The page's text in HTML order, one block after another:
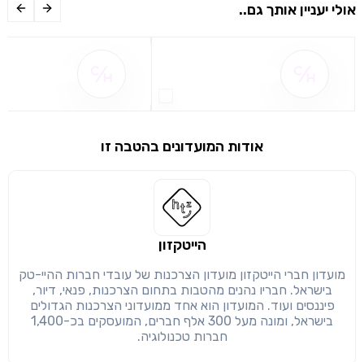
שימו לב!
הבנתי, המשך לאתר
אולי יעניין אותך גם..
אודות המועדונים בהטבה זו
הייטקזון
מועדון חברי הייטקזון מועדון הצרכנות של עובדי חברות ההיי-טק
בישראל. חבריו נהנים מהטבות בתחום הצרכנות, פנאי, דיור,
פיננסים ועוד. המועדון הוא אחד ממועדוני הצרכנות הגדולים
בישראל, ומונה מעל 300 אלף חברים, המועסקים בכ-1,400
חברות טכנולוגיה.